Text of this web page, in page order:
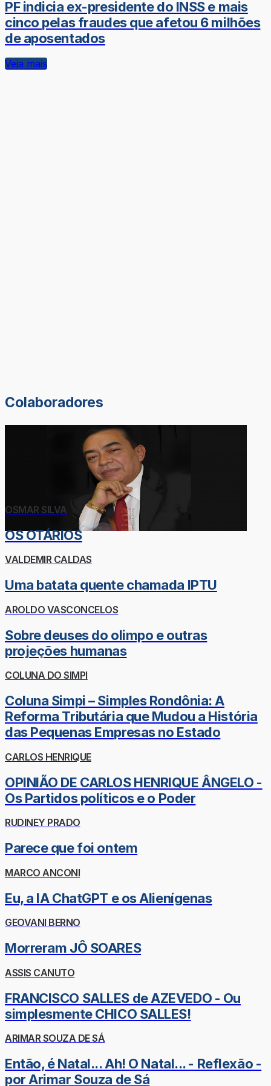
PF indicia ex-presidente do INSS e mais
cinco pelas fraudes que afetou 6 milhões
de aposentados
Veja mais
Colaboradores
OSMAR SILVA
OS OTÁRIOS
VALDEMIR CALDAS
Uma batata quente chamada IPTU
AROLDO VASCONCELOS
Sobre deuses do olimpo e outras
projeções humanas
COLUNA DO SIMPI
Coluna Simpi – Simples Rondônia: A
Reforma Tributária que Mudou a História
das Pequenas Empresas no Estado
CARLOS HENRIQUE
OPINIÃO DE CARLOS HENRIQUE ÂNGELO -
Os Partidos políticos e o Poder
RUDINEY PRADO
Parece que foi ontem
MARCO ANCONI
Eu, a IA ChatGPT e os Alienígenas
GEOVANI BERNO
Morreram JÔ SOARES
ASSIS CANUTO
FRANCISCO SALLES de AZEVEDO - Ou
simplesmente CHICO SALLES!
ARIMAR SOUZA DE SÁ
Então, é Natal... Ah! O Natal... - Reflexão -
por Arimar Souza de Sá